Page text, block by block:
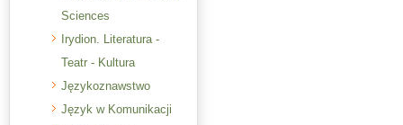
Sciences
Irydion. Literatura -
Teatr - Kultura
Językoznawstwo
Język w Komunikacji